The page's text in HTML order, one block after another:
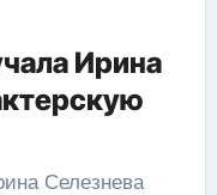
Ирина
Селезнева